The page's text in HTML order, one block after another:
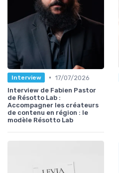
Interview • 17/07/2026
Interview de Fabien Pastor
de Résotto Lab :
Accompagner les créateurs
de contenu en région : le
modèle Résotto Lab